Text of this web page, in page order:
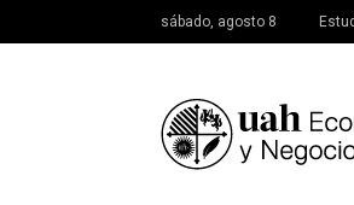
sábado, agosto 8